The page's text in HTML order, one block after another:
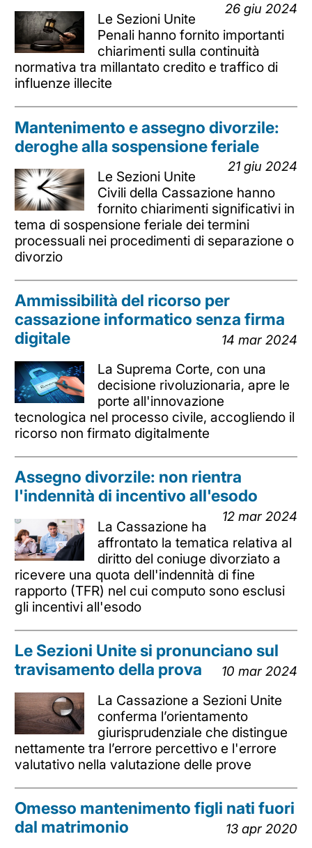
26 giu 2024
Le Sezioni Unite
Penali hanno fornito importanti
chiarimenti sulla continuità
normativa tra millantato credito e traffico di
influenze illecite
Mantenimento e assegno divorzile:
deroghe alla sospensione feriale
21 giu 2024
Le Sezioni Unite
Civili della Cassazione hanno
fornito chiarimenti significativi in
tema di sospensione feriale dei termini
processuali nei procedimenti di separazione o
divorzio
Ammissibilità del ricorso per
cassazione informatico senza firma
digitale
14 mar 2024
La Suprema Corte, con una
decisione rivoluzionaria, apre le
porte all'innovazione
tecnologica nel processo civile, accogliendo il
ricorso non firmato digitalmente
Assegno divorzile: non rientra
l'indennità di incentivo all'esodo
12 mar 2024
La Cassazione ha
affrontato la tematica relativa al
diritto del coniuge divorziato a
ricevere una quota dell'indennità di fine
rapporto (TFR) nel cui computo sono esclusi
gli incentivi all'esodo
Le Sezioni Unite si pronunciano sul
travisamento della prova
10 mar 2024
La Cassazione a Sezioni Unite
conferma l’orientamento
giurisprudenziale che distingue
nettamente tra l’errore percettivo e l'errore
valutativo nella valutazione delle prove
Omesso mantenimento figli nati fuori
dal matrimonio
13 apr 2020